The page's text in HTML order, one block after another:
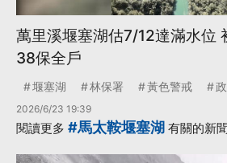
萬里溪堰塞湖估7/12達滿水位
38保全戶
堰塞湖 林保署 黃色警戒
2026/6/23 19:39
閱讀更多 #馬太鞍堰塞湖 有關的新